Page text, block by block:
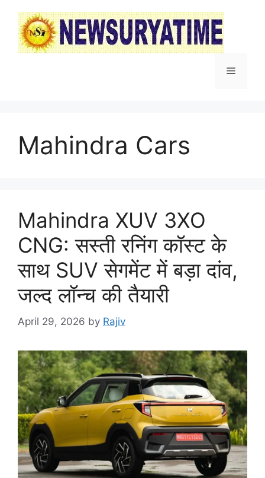
content
Menu
Mahindra Cars
Mahindra XUV 3XO
CNG: सस्ती रनिंग कॉस्ट के
साथ SUV सेगमेंट में बड़ा दांव,
जल्द लॉन्च की तैयारी
April 29, 2026 by Rajiv